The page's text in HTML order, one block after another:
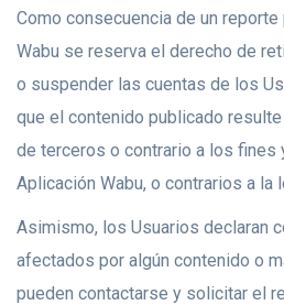
Como consecuencia de un reporte
Wabu se reserva el derecho de
o suspender las cuentas de los
que el contenido publicado
de terceros o contrario a los fines
Aplicación Wabu, o contrarios a la
Asimismo, los Usuarios declaran
afectados por algún contenido o
pueden contactarse y solicitar el